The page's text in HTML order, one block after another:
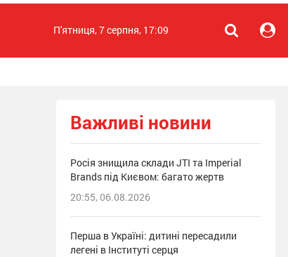
П'ятниця, 7 серпня, 17:09
Важливі новини
Росія знищила склади JTI та Imperial
Brands під Києвом: багато жертв
20:55, 06.08.2026
Перша в Україні: дитині пересадили
легені в Інституті серця